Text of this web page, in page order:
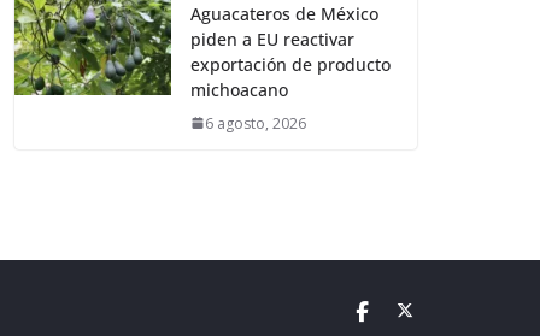
Aguacateros de México
piden a EU reactivar
exportación de producto
michoacano
6 agosto, 2026